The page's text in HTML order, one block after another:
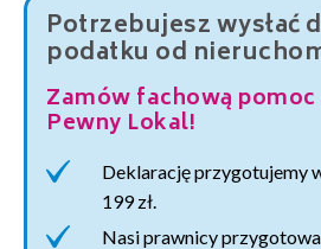
Potrzebujesz wysłać
podatku od
Zamów fachową
Pewny Lokal!
Deklarację przygotujemy
199 zł.
Nasi prawnicy